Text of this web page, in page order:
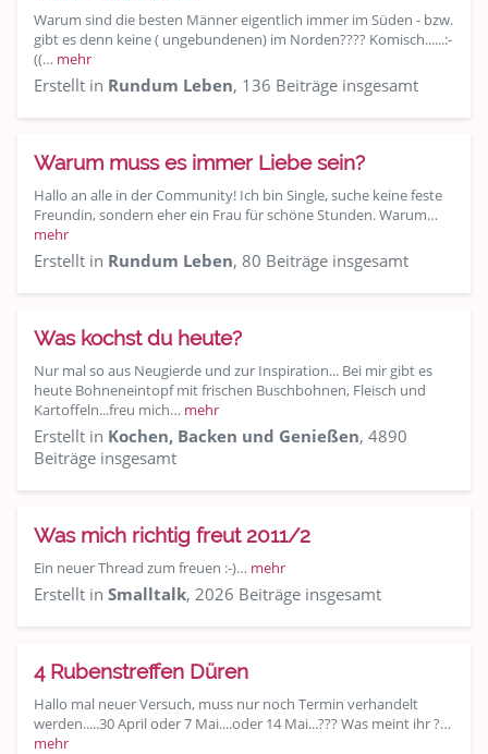
Warum sind die besten Männer eigentlich immer im Süden - bzw.
gibt es denn keine ( ungebundenen) im Norden???? Komisch......:-
((… mehr
Erstellt in Rundum Leben, 136 Beiträge insgesamt
Warum muss es immer Liebe sein?
Hallo an alle in der Community! Ich bin Single, suche keine feste
Freundin, sondern eher ein Frau für schöne Stunden. Warum…
mehr
Erstellt in Rundum Leben, 80 Beiträge insgesamt
Was kochst du heute?
Nur mal so aus Neugierde und zur Inspiration... Bei mir gibt es
heute Bohneneintopf mit frischen Buschbohnen, Fleisch und
Kartoffeln...freu mich… mehr
Erstellt in Kochen, Backen und Genießen, 4890
Beiträge insgesamt
Was mich richtig freut 2011/2
Ein neuer Thread zum freuen :-)… mehr
Erstellt in Smalltalk, 2026 Beiträge insgesamt
4 Rubenstreffen Düren
Hallo mal neuer Versuch, muss nur noch Termin verhandelt
werden.....30 April oder 7 Mai....oder 14 Mai...??? Was meint ihr ?…
mehr